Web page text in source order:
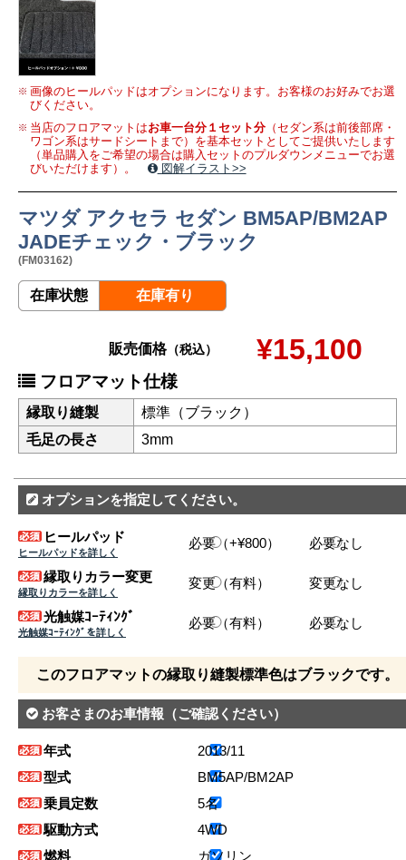
画像のヒールパッドはオプションになります。お客様のお好みでお選
びください。
当店のフロアマットはお車一台分１セット分（セダン系は前後部席・
ワゴン系はサードシートまで）を基本セットとしてご提供いたします
（単品購入をご希望の場合は購入セットのプルダウンメニューでお選
びいただけます）。
図解イラスト>>
マツダ アクセラ セダン BM5AP/BM2AP
JADEチェック・ブラック
(FM03162)
在庫状態 在庫有り
販売価格（税込） ¥15,100
フロアマット仕様
縁取り縫製
標準（ブラック）
毛足の長さ
3mm
オプションを指定してください。
ヒールパッド
ヒールパッドを詳しく
必要（+¥800） 必要なし
縁取りカラー変更
縁取りカラーを詳しく
変更（有料） 変更なし
光触媒ｺｰﾃｨﾝｸﾞ
光触媒ｺｰﾃｨﾝｸﾞを詳しく
必要（有料） 必要なし
このフロアマットの縁取り縫製標準色はブラックです。
お客さまのお車情報 （ご確認ください）
年式
2013/11
型式
BM5AP/BM2AP
乗員定数
5名
駆動方式
4WD
燃料
ガソリン